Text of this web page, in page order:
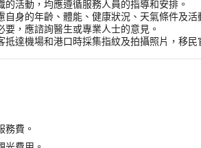
的活動，均應遵循服務人員的指導和安排。
自身的年齡、體能、健康狀況、天氣條件及
要，應諮詢醫生或專業人士的意見。
抵達機場和港口時採集指紋及拍攝照片，移
務費。